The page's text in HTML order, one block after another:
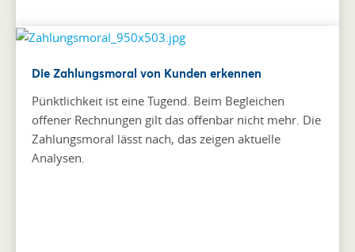
Die Zahlungsmoral von Kunden erkennen
Pünktlichkeit ist eine Tugend. Beim Begleichen
offener Rechnungen gilt das offenbar nicht mehr. Die
Zahlungsmoral lässt nach, das zeigen aktuelle
Analysen.